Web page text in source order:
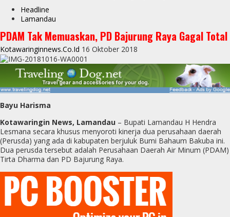
Headline
Lamandau
PDAM Tak Memuaskan, PD Bajurung Raya Gagal Total
Kotawaringinnews.co.id 16 Oktober 2018
Bayu Harisma
Kotawaringin News, Lamandau – Bupati Lamandau H Hendra
Lesmana secara khusus menyoroti kinerja dua perusahaan daerah
(Perusda) yang ada di kabupaten berjuluk Bumi Bahaum Bakuba ini.
Dua perusda tersebut adalah Perusahaan Daerah Air Minum (PDAM)
Tirta Dharma dan PD Bajurung Raya.